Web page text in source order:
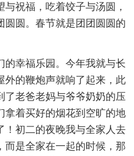
祝福，吃着饺子与汤圆，
圆圆。春节就是团团圆圆的
的幸福乐园。今年我就与长
外的鞭炮声就响了起来，此
了老爸老妈与爷爷奶奶的压
拿着买好的烟花到空旷的地
！初二的夜晚我与全家人去
而是全家在一起的时候，那